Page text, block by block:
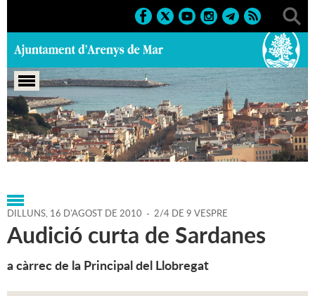
Portada > Agenda > 16-08-
2010 > Marcs > Culturals > 2010 > Sant Roc 2010
DILLUNS, 16 D'AGOST DE 2010 - 2/4 DE 9 VESPRE
Audició curta de Sardanes
a càrrec de la Principal del Llobregat